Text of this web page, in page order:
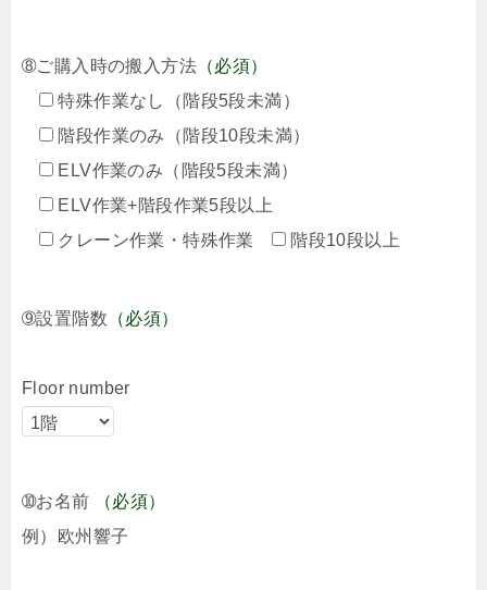
➇ご購入時の搬入方法 （必須）
特殊作業なし（階段5段未満）
階段作業のみ（階段10段未満）
ELV作業のみ（階段5段未満）
ELV作業+階段作業5段以上
クレーン作業・特殊作業
階段10段以上
➈設置階数 （必須）
Floor number
➉お名前
（必須）
例）欧州響子